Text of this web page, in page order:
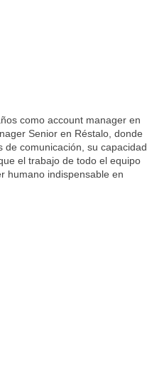
como account manager en
Senior en Réstalo, donde
comunicación, su capacidad
el trabajo de todo el equipo
humano indispensable en